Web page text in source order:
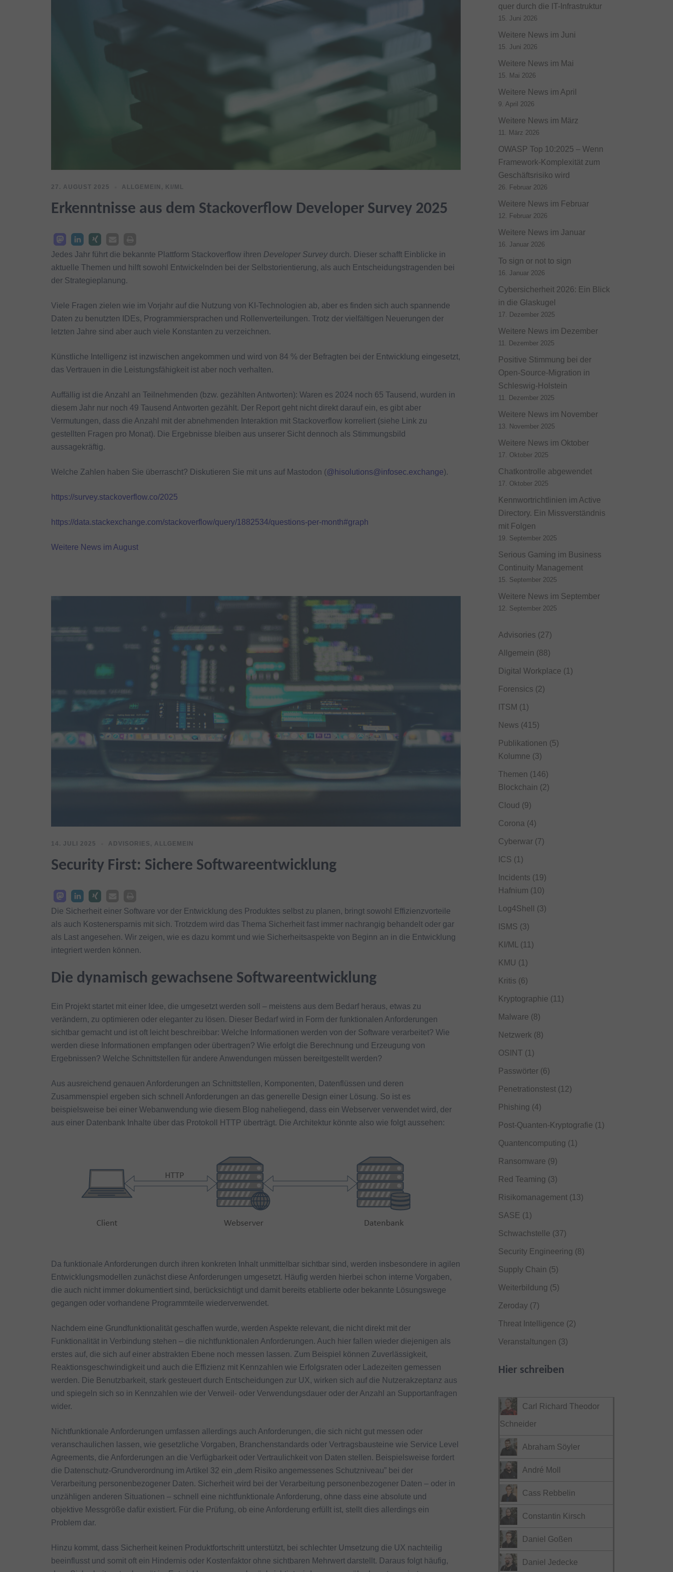
27. AUGUST 2025 ALLGEMEIN , KI/ML
Erkenntnisse aus dem Stackoverflow Developer Survey 2025
Jedes Jahr führt die bekannte Plattform Stackoverflow ihren Developer Surveydurch. Dieser schafft Einblicke in
aktuelle Themen und hilft sowohl Entwickelnden bei der Selbstorientierung, als auch Entscheidungstragenden bei
der Strategieplanung.
Viele Fragen zielen wie im Vorjahr auf die Nutzung von KI-Technologien ab, aber es finden sich auch spannende
Daten zu benutzten IDEs, Programmiersprachen und Rollenverteilungen. Trotz der vielfältigen Neuerungen der
letzten Jahre sind aber auch viele Konstanten zu verzeichnen.
Künstliche Intelligenz ist inzwischen angekommen und wird von 84 % der Befragten bei der Entwicklung eingesetzt,
das Vertrauen in die Leistungsfähigkeit ist aber noch verhalten.
Auffällig ist die Anzahl an Teilnehmenden (bzw. gezählten Antworten): Waren es 2024 noch 65 Tausend, wurden in
diesem Jahr nur noch 49 Tausend Antworten gezählt. Der Report geht nicht direkt darauf ein, es gibt aber
Vermutungen, dass die Anzahl mit der abnehmenden Interaktion mit Stackoverflow korreliert (siehe Link zu
gestellten Fragen pro Monat). Die Ergebnisse bleiben aus unserer Sicht dennoch als Stimmungsbild
aussagekräftig.
Welche Zahlen haben Sie überrascht? Diskutieren Sie mit uns auf Mastodon (@hisolutions@infosec.exchange).
https://survey.stackoverflow.co/2025
https://data.stackexchange.com/stackoverflow/query/1882534/questions-per-month#graph
Weitere News im August
14. JULI 2025 ADVISORIES , ALLGEMEIN
Security First: Sichere Softwareentwicklung
Die Sicherheit einer Software vor der Entwicklung des Produktes selbst zu planen, bringt sowohl Effizienzvorteile
als auch Kostenersparnis mit sich. Trotzdem wird das Thema Sicherheit fast immer nachrangig behandelt oder gar
als Last angesehen. Wir zeigen, wie es dazu kommt und wie Sicherheitsaspekte von Beginn an in die Entwicklung
integriert werden können.
Die dynamisch gewachsene Softwareentwicklung
Ein Projekt startet mit einer Idee, die umgesetzt werden soll – meistens aus dem Bedarf heraus, etwas zu
verändern, zu optimieren oder eleganter zu lösen. Dieser Bedarf wird in Form der funktionalen Anforderungen
sichtbar gemacht und ist oft leicht beschreibbar: Welche Informationen werden von der Software verarbeitet? Wie
werden diese Informationen empfangen oder übertragen? Wie erfolgt die Berechnung und Erzeugung von
Ergebnissen? Welche Schnittstellen für andere Anwendungen müssen bereitgestellt werden?
Aus ausreichend genauen Anforderungen an Schnittstellen, Komponenten, Datenflüssen und deren
Zusammenspiel ergeben sich schnell Anforderungen an das generelle Design einer Lösung. So ist es
beispielsweise bei einer Webanwendung wie diesem Blog naheliegend, dass ein Webserver verwendet wird, der
aus einer Datenbank Inhalte über das Protokoll HTTP überträgt. Die Architektur könnte also wie folgt aussehen:
Da funktionale Anforderungen durch ihren konkreten Inhalt unmittelbar sichtbar sind, werden insbesondere in agilen
Entwicklungsmodellen zunächst diese Anforderungen umgesetzt. Häufig werden hierbei schon interne Vorgaben,
die auch nicht immer dokumentiert sind, berücksichtigt und damit bereits etablierte oder bekannte Lösungswege
gegangen oder vorhandene Programmteile wiederverwendet.
Nachdem eine Grundfunktionalität geschaffen wurde, werden Aspekte relevant, die nicht direkt mit der
Funktionalität in Verbindung stehen – die nichtfunktionalen Anforderungen. Auch hier fallen wieder diejenigen als
erstes auf, die sich auf einer abstrakten Ebene noch messen lassen. Zum Beispiel können Zuverlässigkeit,
Reaktionsgeschwindigkeit und auch die Effizienz mit Kennzahlen wie Erfolgsraten oder Ladezeiten gemessen
werden. Die Benutzbarkeit, stark gesteuert durch Entscheidungen zur UX, wirken sich auf die Nutzerakzeptanz aus
und spiegeln sich so in Kennzahlen wie der Verweil- oder Verwendungsdauer oder der Anzahl an Supportanfragen
wider.
Nichtfunktionale Anforderungen umfassen allerdings auch Anforderungen, die sich nicht gut messen oder
veranschaulichen lassen, wie gesetzliche Vorgaben, Branchenstandards oder Vertragsbausteine wie Service Level
Agreements, die Anforderungen an die Verfügbarkeit oder Vertraulichkeit von Daten stellen. Beispielsweise fordert
die Datenschutz-Grundverordnung im Artikel 32 ein „dem Risiko angemessenes Schutzniveau” bei der
Verarbeitung personenbezogener Daten. Sicherheit wird bei der Verarbeitung personenbezogener Daten – oder in
unzähligen anderen Situationen – schnell eine nichtfunktionale Anforderung, ohne dass eine absolute und
objektive Messgröße dafür existiert. Für die Prüfung, ob eine Anforderung erfüllt ist, stellt dies allerdings ein
Problem dar.
Hinzu kommt, dass Sicherheit keinen Produktfortschritt unterstützt, bei schlechter Umsetzung die UX nachteilig
beeinflusst und somit oft ein Hindernis oder Kostenfaktor ohne sichtbaren Mehrwert darstellt. Daraus folgt häufig,
quer durch die IT-Infrastruktur
15. Juni 2026
Weitere News im Juni
15. Juni 2026
Weitere News im Mai
15. Mai 2026
Weitere News im April
9. April 2026
Weitere News im März
11. März 2026
OWASP Top 10:2025 – Wenn
Framework-Komplexität zum
Geschäftsrisiko wird
26. Februar 2026
Weitere News im Februar
12. Februar 2026
Weitere News im Januar
16. Januar 2026
To sign or not to sign
16. Januar 2026
Cybersicherheit 2026: Ein Blick
in die Glaskugel
17. Dezember 2025
Weitere News im Dezember
11. Dezember 2025
Positive Stimmung bei der
Open-Source-Migration in
Schleswig-Holstein
11. Dezember 2025
Weitere News im November
13. November 2025
Weitere News im Oktober
17. Oktober 2025
Chatkontrolle abgewendet
17. Oktober 2025
Kennwortrichtlinien im Active
Directory. Ein Missverständnis
mit Folgen
19. September 2025
Serious Gaming im Business
Continuity Management
15. September 2025
Weitere News im September
12. September 2025
Advisories (27)
Allgemein (88)
Digital Workplace (1)
Forensics (2)
ITSM (1)
News (415)
Publikationen (5)
Kolumne (3)
Themen (146)
Blockchain (2)
Cloud (9)
Corona (4)
Cyberwar(7)
ICS (1)
Incidents (19)
Hafnium (10)
Log4Shell (3)
ISMS (3)
KI/ML (11)
KMU (1)
Kritis (6)
Kryptographie (11)
Malware (8)
Netzwerk (8)
OSINT (1)
Passwörter(6)
Penetrationstest(12)
Phishing (4)
Post-Quanten-Kryptografie (1)
Quantencomputing (1)
Ransomware (9)
Red Teaming (3)
Risikomanagement(13)
SASE (1)
Schwachstelle (37)
Security Engineering (8)
Supply Chain (5)
Weiterbildung (5)
Zeroday(7)
Threat Intelligence (2)
Veranstaltungen (3)
Hier schreiben
Carl Richard Theodor
Schneider
Abraham Söyler
André Moll
Cass Rebbelin
Constantin Kirsch
Daniel Goßen
Daniel Jedecke